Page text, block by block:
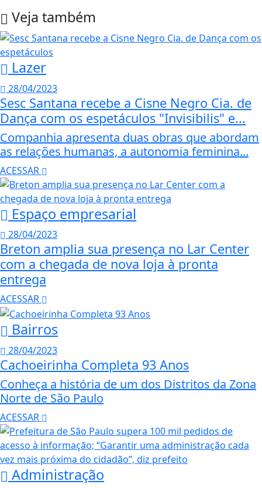
Veja também
Lazer
28/04/2023
Sesc Santana recebe a Cisne Negro Cia. de
Dança com os espetáculos "Invisibilis" e...
Companhia apresenta duas obras que abordam
as relações humanas, a autonomia feminina...
ACESSAR
Espaço empresarial
28/04/2023
Breton amplia sua presença no Lar Center
com a chegada de nova loja à pronta
entrega
ACESSAR
Bairros
28/04/2023
Cachoeirinha Completa 93 Anos
Conheça a história de um dos Distritos da Zona
Norte de São Paulo
ACESSAR
Administração